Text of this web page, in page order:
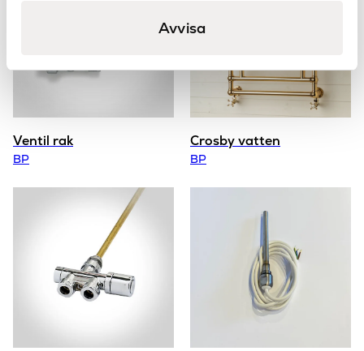
Avvisa
Ventil rak
BP
Crosby vatten
BP